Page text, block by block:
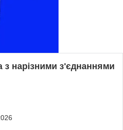
з нарізними з'єднаннями